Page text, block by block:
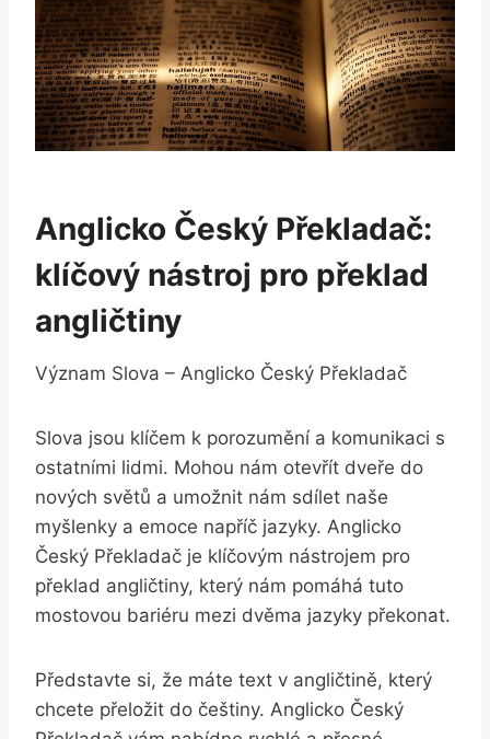
Anglicko Český Překladač:
klíčový nástroj pro ‌překlad
angličtiny
Význam Slova – Anglicko Český⁣ Překladač
Slova jsou klíčem k porozumění a komunikaci s
ostatními lidmi. Mohou nám otevřít dveře do​
nových světů a umožnit nám sdílet naše
myšlenky a emoce napříč jazyky. ⁣Anglicko
Český Překladač je klíčovým ⁤nástrojem pro
překlad angličtiny, který nám pomáhá tuto
⁣mostovou bariéru ​mezi dvěma jazyky překonat.
Představte si,​ že máte text‌ v angličtině, který
⁤chcete přeložit​ do češtiny. Anglicko Český